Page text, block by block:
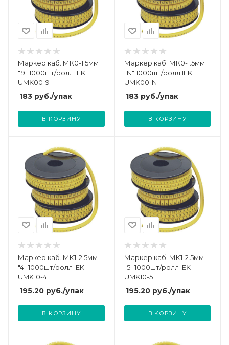
Маркер каб. МК0-1.5мм
"9" 1000шт/ролл IEK
UMK00-9
183 руб./упак
В КОРЗИНУ
Маркер каб. МК0-1.5мм
"N" 1000шт/ролл IEK
UMK00-N
183руб./упак
В КОРЗИНУ
Маркер каб. МК1-2.5мм
"4" 1000шт/ролл IEK
UMK10-4
195.20 руб./упак
В КОРЗИНУ
Маркер каб. МК1-2.5мм
"5" 1000шт/ролл IEK
UMK10-5
195.20руб./упак
В КОРЗИНУ